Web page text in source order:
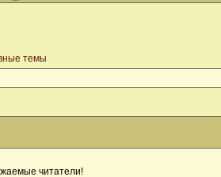
темы
читатели!